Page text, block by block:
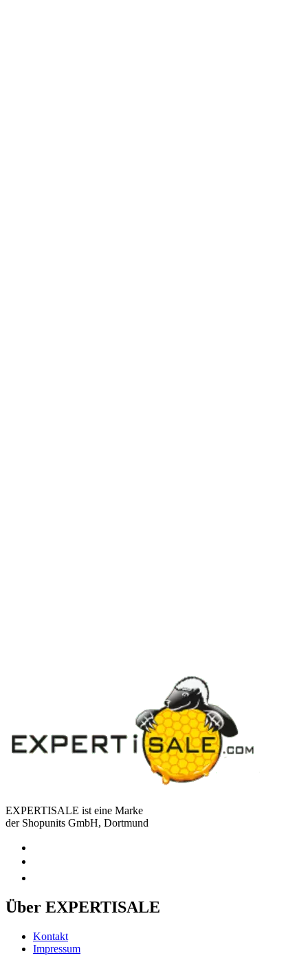
EXPERTISALE ist eine Marke
der Shopunits GmbH, Dortmund
Über EXPERTISALE
Kontakt
Impressum